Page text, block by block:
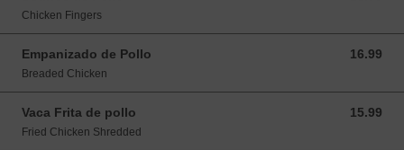
Chicken Fingers
Empanizado de Pollo 16.99
16.99 USD
Breaded Chicken
Vaca Frita de pollo 15.99
15.99 USD
Fried Chicken Shredded